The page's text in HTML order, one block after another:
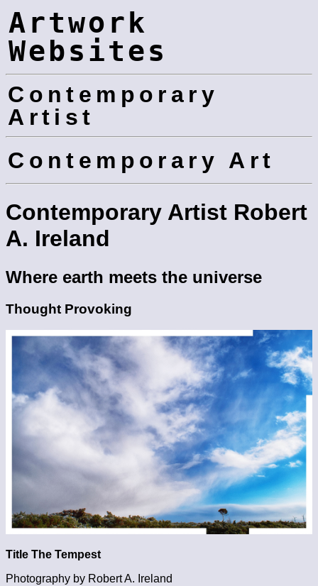
Artwork
Websites
Contemporary
Artist
Contemporary Art
Contemporary Artist Robert
A. Ireland
Where earth meets the universe
Thought Provoking
Title The Tempest
Photography by Robert A. Ireland